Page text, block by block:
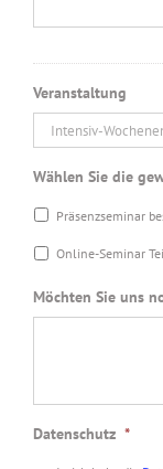
Veranstaltung
Wählen Sie die
Präsenzseminar
Online-Seminar
Möchten Sie uns
Datenschutz *